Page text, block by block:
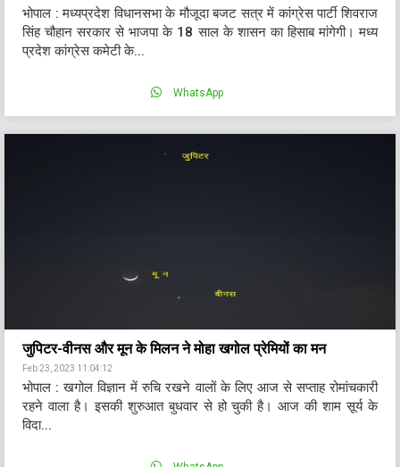
भोपाल : मध्यप्रदेश विधानसभा के मौजूदा बजट सत्र में कांग्रेस पार्टी शिवराज
सिंह चौहान सरकार से भाजपा के 18 साल के शासन का हिसाब मांगेगी। मध्य
प्रदेश कांग्रेस कमेटी के...
WhatsApp
जुपिटर-वीनस और मून के मिलन ने मोहा खगोल प्रेमियों का मन
Feb 23, 2023 11:04:12
भोपाल : खगोल विज्ञान में रुचि रखने वालों के लिए आज से सप्ताह रोमांचकारी
रहने वाला है। इसकी शुरुआत बुधवार से हो चुकी है। आज की शाम सूर्य के
विदा...